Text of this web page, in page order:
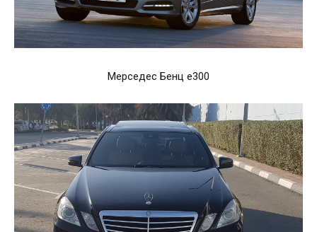
Мерседес Бенц е300